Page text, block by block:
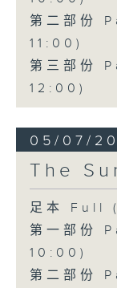
第二部份
11:00)
第三部份
12:00)
05/07/
The
足本 Full
第一部份
10:00)
第二部份